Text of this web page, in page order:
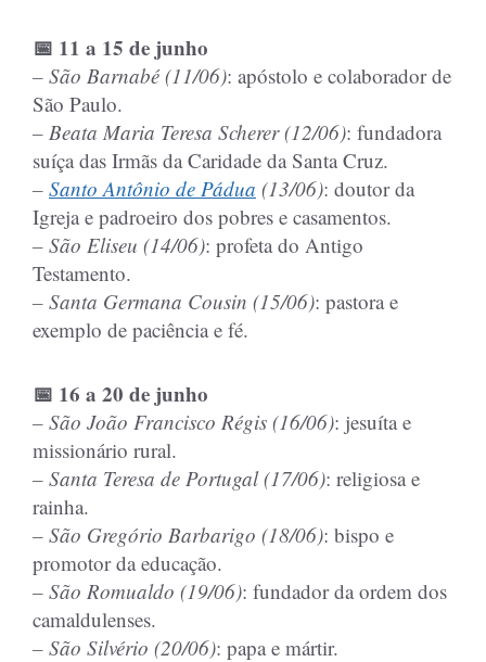
📅 11 a 15 de junho
– São Barnabé (11/06): apóstolo e colaborador de
São Paulo.
– Beata Maria Teresa Scherer (12/06): fundadora
suíça das Irmãs da Caridade da Santa Cruz.
– Santo Antônio de Pádua (13/06): doutor da
Igreja e padroeiro dos pobres e casamentos.
– São Eliseu (14/06): profeta do Antigo
Testamento.
– Santa Germana Cousin (15/06): pastora e
exemplo de paciência e fé.
📅 16 a 20 de junho
– São João Francisco Régis (16/06): jesuíta e
missionário rural.
– Santa Teresa de Portugal (17/06): religiosa e
rainha.
– São Gregório Barbarigo (18/06): bispo e
promotor da educação.
– São Romualdo (19/06): fundador da ordem dos
camaldulenses.
– São Silvério (20/06): papa e mártir.